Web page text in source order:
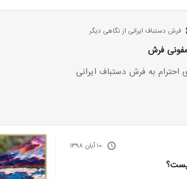
فرش دستباف ایرانی از نگاهی دیگر
فرش
احترام به فرش دستباف ایرانی
۱۰ آبان ۱۳۹۸